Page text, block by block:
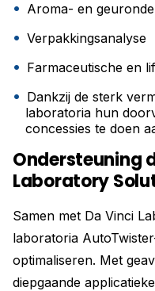
Aroma- en
Verpakkingsanalyse
Farmaceutische en
Dankzij de sterk
laboratoria hun
concessies te doen
Ondersteuning
Laboratory
Samen met Da Vinci
laboratoria
optimaliseren. Met
diepgaande